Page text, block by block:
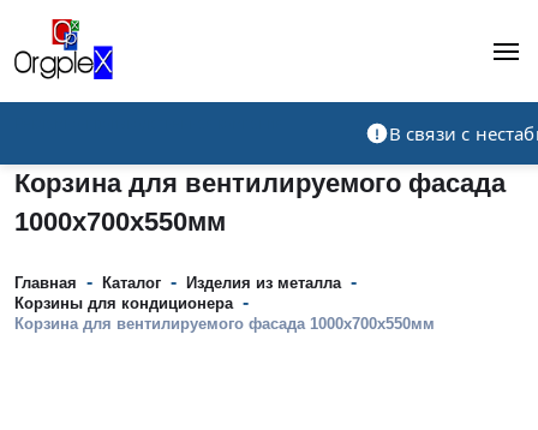
В связи с
Корзина для вентилируемого фасада
1000х700х550мм
Главная - Каталог - Изделия из металла -
Корзины для кондиционера -
Корзина для вентилируемого фасада 1000х700х550мм